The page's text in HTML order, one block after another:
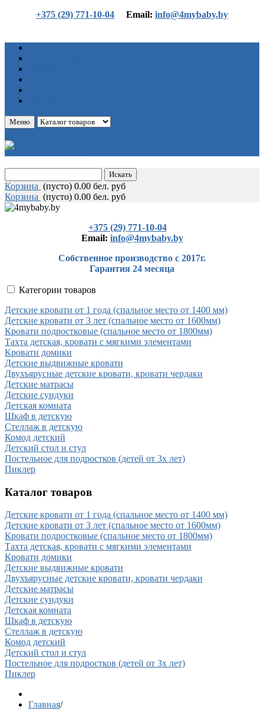
+375 (29) 771-10-04 Еmail: info@4mybaby.by
Меню
Корзина (пусто) 0.00 бел. руб
Корзина (пусто) 0.00 бел. руб
+375 (29) 771-10-04
Еmail: info@4mybaby.by
Собственное производство с 2017г.
Гарантия 24 месяца
Категории товаров
Детские кровати от 1 года (спальное место от 1400 мм)
Детские кровати от 3 лет (спальное место от 1600мм)
Кровати подростковые (спальное место от 1800мм)
Тахта детская, кровати с мягкими элементами
Кровати домики
Детские выдвижные кровати
Двухъярусные детские кровати, кровати чердаки
Детские матрасы
Детские сундуки
Детская комната
Шкаф в детскую
Стеллаж в детскую
Комод детский
Детский стол и стул
Постельное для подростков (детей от 3х лет)
Пиклер
Каталог товаров
Детские кровати от 1 года (спальное место от 1400 мм)
Детские кровати от 3 лет (спальное место от 1600мм)
Кровати подростковые (спальное место от 1800мм)
Тахта детская, кровати с мягкими элементами
Кровати домики
Детские выдвижные кровати
Двухъярусные детские кровати, кровати чердаки
Детские матрасы
Детские сундуки
Детская комната
Шкаф в детскую
Стеллаж в детскую
Комод детский
Детский стол и стул
Постельное для подростков (детей от 3х лет)
Пиклер
Главная/